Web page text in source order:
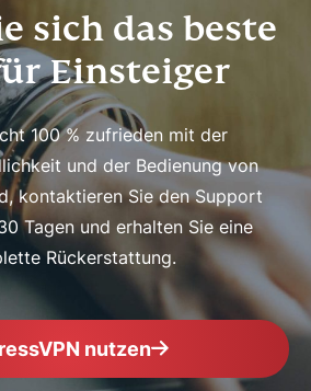
sich das beste
Einsteiger
100 % zufrieden mit der
und der Bedienung von
kontaktieren Sie den Support
Tagen und erhalten Sie eine
Rückerstattung.
nutzen